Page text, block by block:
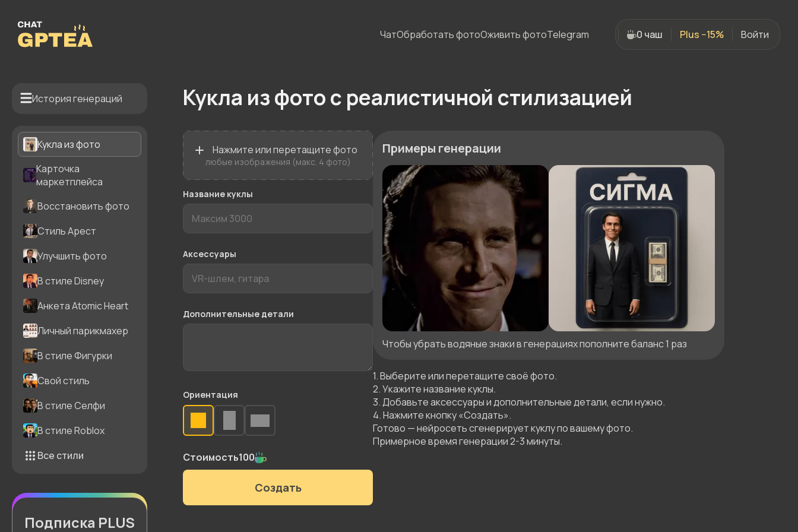
ЧатОбработать фотоОживить фотоTelegram 0 чаш Plus −15% Войти
История генераций
Кукла из фото
Карточка
маркетплейса
Восстановить фото
Стиль Арест
Улучшить фото
В стиле Disney
Анкета Atomic Heart
Личный парикмахер
В стиле Фигурки
Свой стиль
В стиле Селфи
В стиле Roblox
Все стили
Подписка PLUS
Кукла из фото с реалистичной стилизацией
Нажмите или перетащите фото
любые изображения (макс. 4 фото)
Название куклы
Аксессуары
Дополнительные детали
Ориентация
Стоимость100
Создать
Примеры генерации
Чтобы убрать водяные знаки в генерациях пополните баланс 1 раз
1. Выберите или перетащите своё фото.
2. Укажите название куклы.
3. Добавьте аксессуары и дополнительные детали, если нужно.
4. Нажмите кнопку «Создать».
Готово — нейросеть сгенерирует куклу по вашему фото.
Примерное время генерации 2-3 минуты.